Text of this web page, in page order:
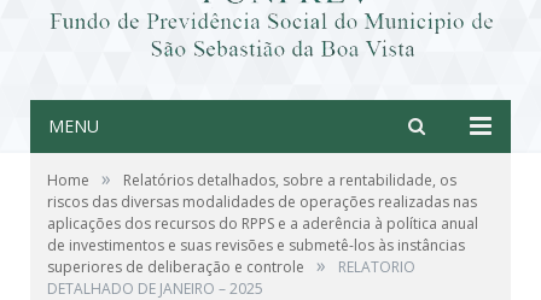
MENU
Home »
Relatórios detalhados, sobre a rentabilidade, os
riscos das diversas modalidades de operações realizadas nas
aplicações dos recursos do RPPS e a aderência à política anual
de investimentos e suas revisões e submetê-los às instâncias
superiores de deliberação e controle
»
RELATORIO
DETALHADO DE JANEIRO – 2025